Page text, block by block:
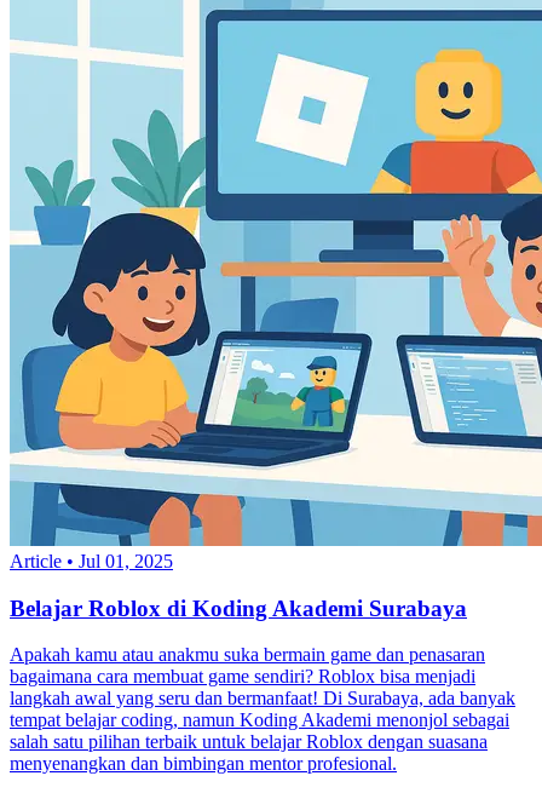
Article • Jul 01, 2025
Belajar Roblox di Koding Akademi Surabaya
Apakah kamu atau anakmu suka bermain game dan penasaran
bagaimana cara membuat game sendiri? Roblox bisa menjadi
langkah awal yang seru dan bermanfaat! Di Surabaya, ada banyak
tempat belajar coding, namun Koding Akademi menonjol sebagai
salah satu pilihan terbaik untuk belajar Roblox dengan suasana
menyenangkan dan bimbingan mentor profesional.